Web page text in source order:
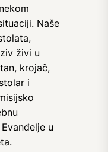
Naše
živi u
krojač,
i
u